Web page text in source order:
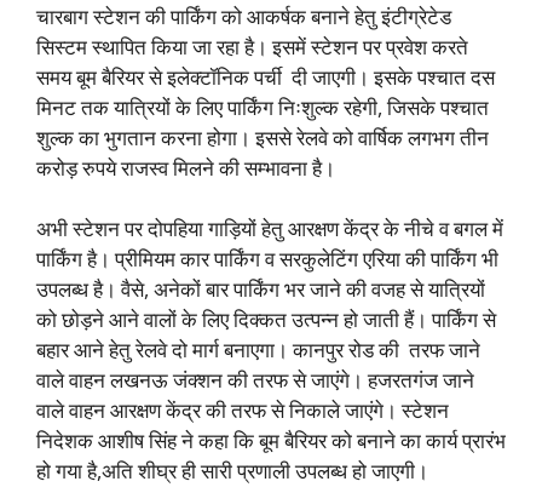
चारबाग स्टेशन की पार्किंग को आकर्षक बनाने हेतु इंटीग्रेटेड
सिस्टम स्थापित किया जा रहा है। इसमें स्टेशन पर प्रवेश करते
समय बूम बैरियर से इलेक्टॉनिक पर्ची दी जाएगी। इसके पश्चात दस
मिनट तक यात्रियों के लिए पार्किंग निःशुल्क रहेगी, जिसके पश्चात
शुल्क का भुगतान करना होगा। इससे रेलवे को वार्षिक लगभग तीन
करोड़ रुपये राजस्व मिलने की सम्भावना है।
अभी स्टेशन पर दोपहिया गाड़ियों हेतु आरक्षण केंद्र के नीचे व बगल में
पार्किंग है। प्रीमियम कार पार्किंग व सरकुलेटिंग एरिया की पार्किंग भी
उपलब्ध है। वैसे, अनेकों बार पार्किंग भर जाने की वजह से यात्रियों
को छोड़ने आने वालों के लिए दिक्कत उत्पन्न हो जाती हैं। पार्किंग से
बहार आने हेतु रेलवे दो मार्ग बनाएगा। कानपुर रोड की तरफ जाने
वाले वाहन लखनऊ जंक्शन की तरफ से जाएंगे। हजरतगंज जाने
वाले वाहन आरक्षण केंद्र की तरफ से निकाले जाएंगे। स्टेशन
निदेशक आशीष सिंह ने कहा कि बूम बैरियर को बनाने का कार्य प्रारंभ
हो गया है,अति शीघ्र ही सारी प्रणाली उपलब्ध हो जाएगी।